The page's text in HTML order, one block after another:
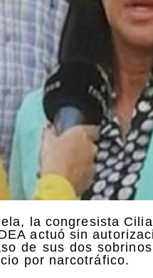
la congresista
actuó sin
de sus dos
por narcotráfico.